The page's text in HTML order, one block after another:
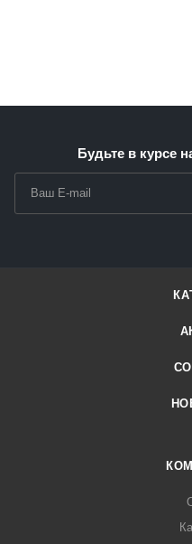
Будьте в курсе